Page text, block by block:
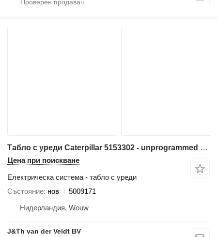
Табло с уреди Caterpillar 5153302 - unprogrammed - 5009171 за багер Caterpillar 538 558 568 C7.1 3499 320E 323E 314E 324E 316E 336E 318E 329E 349E 320F 330F 311F 391F 312F 352F 313F 323F 314F 374F 315F 325F 335F 316F 326F 318F 349F 320D2 330D2 340D2 323D2 326D2 336D2 329D2 349D2 MH3295
Цена при поискване
Електрическа система - табло с уреди
Състояние нов
5009171
Нидерландия, Wouw
J&Th van der Veldt BV